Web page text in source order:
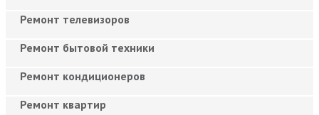
Ремонт телевизоров
Ремонт бытовой техники
Ремонт кондиционеров
Ремонт квартир